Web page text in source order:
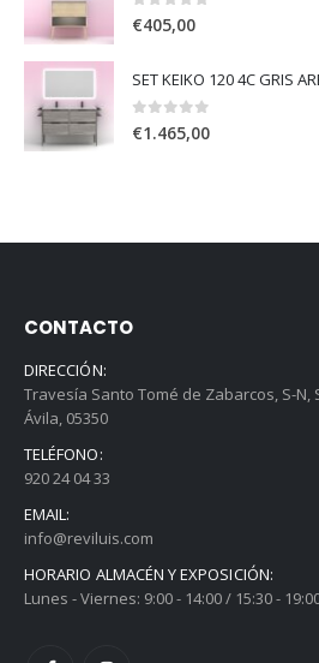
0 out of 5
€405,00
SET KEIKO 120 4C GRIS
0 out of 5
€1.465,00
CONTACTO
DIRECCIÓN:
Travesía Santo Tomé de Zabarcos, S-N,
Ávila, 05350
TELÉFONO:
920 24 04 33
EMAIL:
info@reviluis.com
HORARIO ALMACÉN Y EXPOSICIÓN:
Lunes - Viernes: 9:00 - 14:00 / 15:30 -